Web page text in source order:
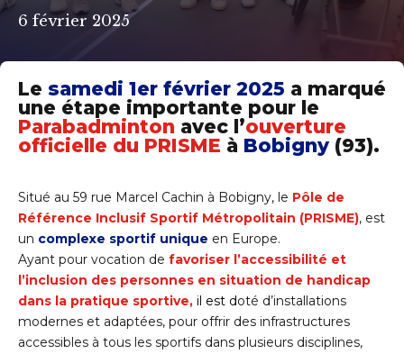
6 février 2025
Le samedi 1er février 2025 a marqué
une étape importante pour le
Parabadminton avec l’ouverture
officielle du PRISME à Bobigny (93).
Situé au 59 rue Marcel Cachin à Bobigny, le Pôle de
Référence Inclusif Sportif Métropolitain (PRISME), est
un complexe sportif unique en Europe.
Ayant pour vocation de favoriser l’accessibilité et
l’inclusion des personnes en situation de handicap
dans la pratique sportive, il est doté d’installations
modernes et adaptées, pour offrir des infrastructures
accessibles à tous les sportifs dans plusieurs disciplines,